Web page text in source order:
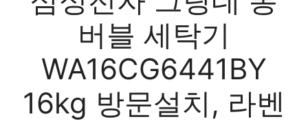
버블 세탁기
WA16CG6441BY
16kg 방문설치, 라벤